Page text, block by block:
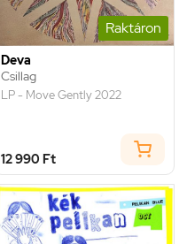
Raktáron
Deva
Csillag
LP - Move Gently 2022
12 990 Ft